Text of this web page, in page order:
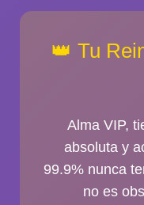
👑 Tu
Alma VIP,
absoluta y
99.9% nunca
no es